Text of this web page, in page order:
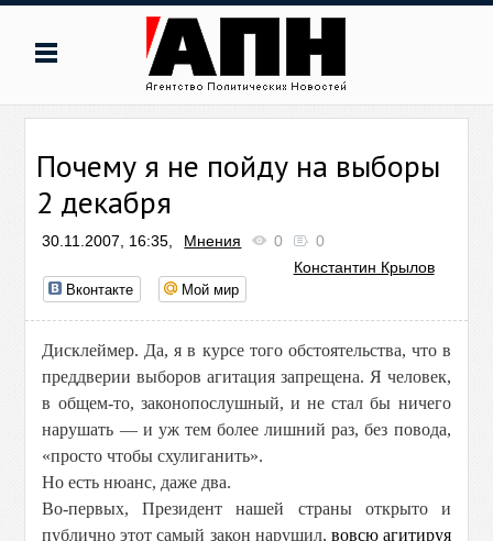
Почему я не пойду на выборы
2 декабря
30.11.2007, 16:35, Мнения 0
0
Константин Крылов
Вконтакте Мой мир
Дисклеймер. Да, я в курсе того обстоятельства, что в
преддверии выборов агитация запрещена. Я человек,
в общем-то, законопослушный, и не стал бы ничего
нарушать — и уж тем более лишний раз, без повода,
«просто чтобы схулиганить».
Но есть нюанс, даже два.
Во-первых, Президент нашей страны открыто и
публично этот самый закон нарушил, вовсю агитируя